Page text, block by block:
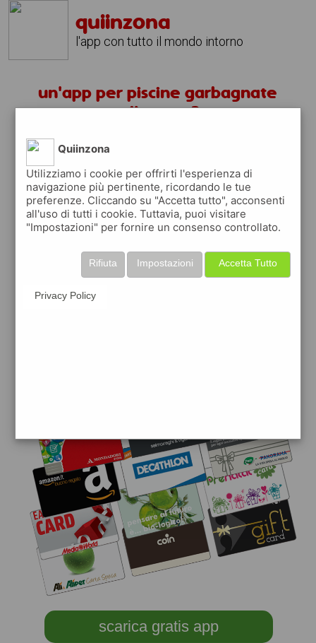
quiinzona
l'app con tutto il mondo intorno
un'app per piscine garbagnate
milanese ?
scarica gratis app
quiinzona è una app
gratuita
che ti aiuta se cerchi 'un'app per piscine
ogni volta che la usi
raccogli punti da convertire inbuoni sconto
scarica gratis app
Quiinzona
Utilizziamo i cookie per offrirti l'esperienza di
navigazione più pertinente, ricordando le tue
preferenze. Cliccando su "Accetta tutto", acconsenti
all'uso di tutti i cookie. Tuttavia, puoi visitare
"Impostazioni" per fornire un consenso controllato.
Accetta Tutto
Impostazioni
Rifiuta
Privacy Policy